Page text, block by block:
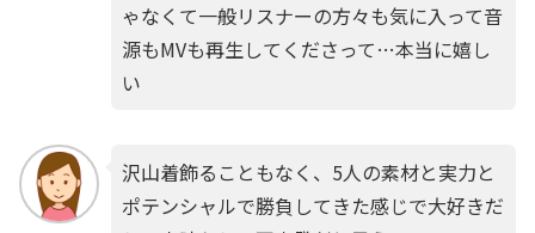
ゃなくて一般リスナーの方々も気に入って音
源もMVも再生してくださって…本当に嬉し
い
沢山着飾ることもなく、5人の素材と実力と
ポテンシャルで勝負してきた感じで大好きだ